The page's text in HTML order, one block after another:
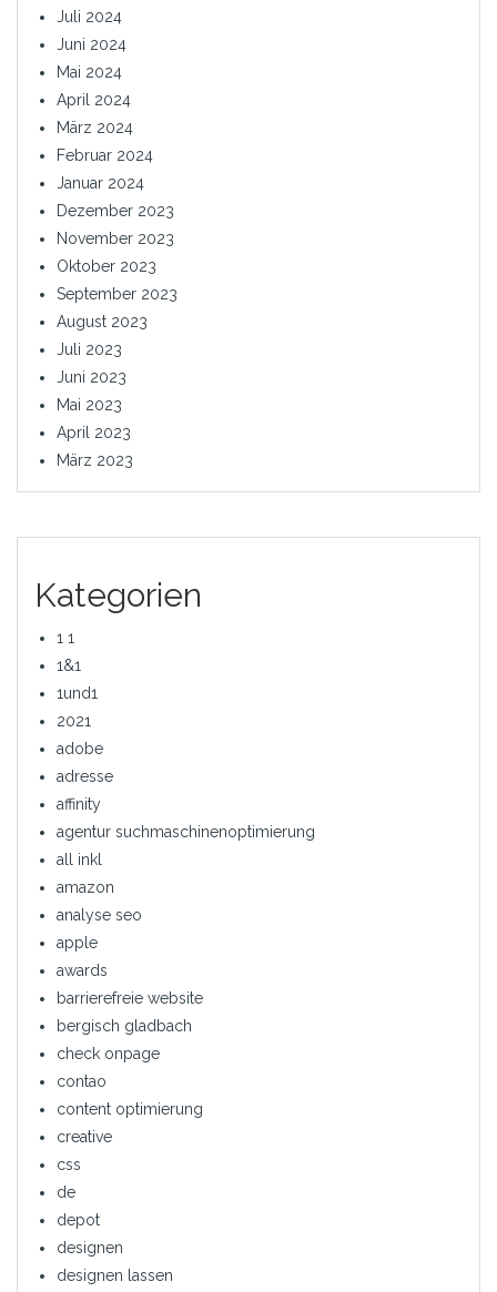
Juli 2024
Juni 2024
Mai 2024
April 2024
März 2024
Februar 2024
Januar 2024
Dezember 2023
November 2023
Oktober 2023
September 2023
August 2023
Juli 2023
Juni 2023
Mai 2023
April 2023
März 2023
Kategorien
1 1
1&1
1und1
2021
adobe
adresse
affinity
agentur suchmaschinenoptimierung
all inkl
amazon
analyse seo
apple
awards
barrierefreie website
bergisch gladbach
check onpage
contao
content optimierung
creative
css
de
depot
designen
designen lassen